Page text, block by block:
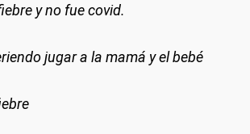
y no fue covid.
jugar a la mamá y el bebé